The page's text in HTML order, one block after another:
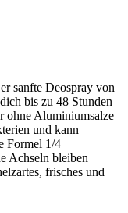
sanfte Deospray von
bis zu 48 Stunden
ohne Aluminiumsalze
und kann
Formel 1/4
Achseln bleiben
frisches und